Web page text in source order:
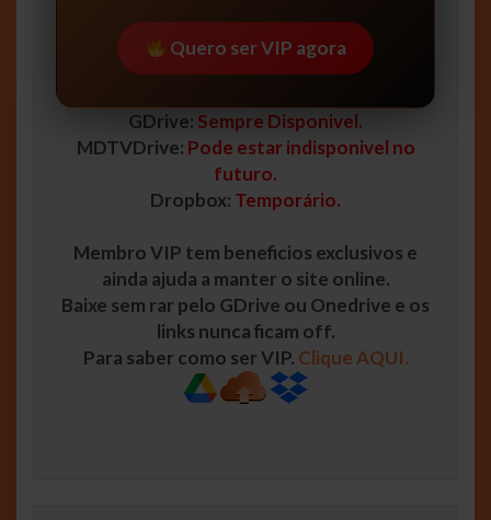
Quero ser VIP agora
GDrive: Sempre Disponivel.
MDTVDrive: Pode estar indisponivel no
futuro.
Dropbox: Temporário.
Membro VIP tem beneficios exclusivos e
ainda ajuda a manter o site online.
Baixe sem rar pelo GDrive ou Onedrive e os
links nunca ficam off.
Para saber como ser VIP. Clique AQUI.